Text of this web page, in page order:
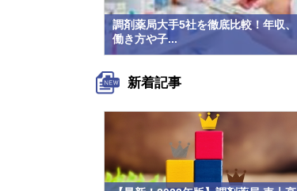
調剤薬局大手5社を徹底比較！年収、
働き方や子...
新着記事